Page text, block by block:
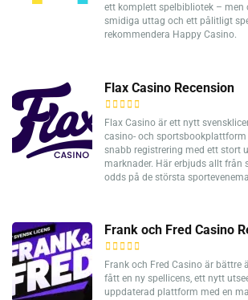
ett komplett spelbibliotek – men
smidiga uttag och ett pålitligt
rekommendera Happy Casino.
Flax Casino Recension
Flax Casino är ett nytt
casino- och
snabb registrering med ett stort
marknader. Här erbjuds allt från
odds på de största
Frank och Fred Casino
Frank och Fred Casino är bättre
fått en ny spellicens, ett nytt
uppdaterad plattform med en